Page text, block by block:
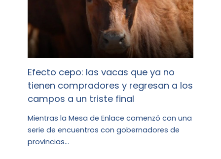
Efecto cepo: las vacas que ya no
tienen compradores y regresan a los
campos a un triste final
Mientras la Mesa de Enlace comenzó con una
serie de encuentros con gobernadores de
provincias…